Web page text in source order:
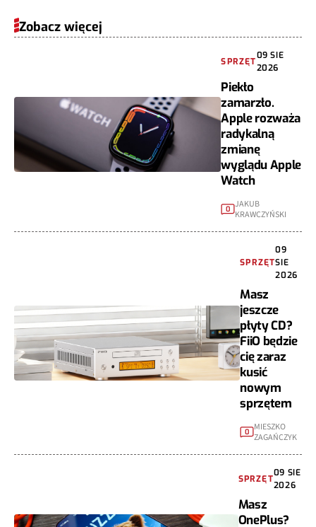
Zobacz więcej
SPRZĘT
09 SIE
2026
Piekło
zamarzło.
Apple rozważa
radykalną
zmianę
wyglądu Apple
Watch
0 JAKUB
KRAWCZYŃSKI
SPRZĘT
09
SIE
2026
Masz
jeszcze
płyty CD?
FiiO będzie
cię zaraz
kusić
nowym
sprzętem
0
MIESZKO
ZAGAŃCZYK
SPRZĘT
09 SIE
2026
Masz
OnePlus?